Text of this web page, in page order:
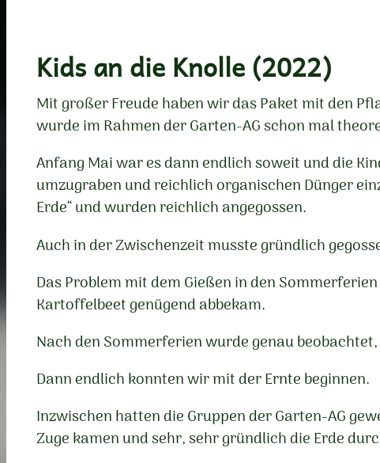
Kids an die Knolle (2022)
Mit großer Freude haben wir das Paket mit den
wurde im Rahmen der Garten-AG schon mal
Anfang Mai war es dann endlich soweit und die
umzugraben und reichlich organischen Dünger
Erde“ und wurden reichlich angegossen.
Auch in der Zwischenzeit musste gründlich
Das Problem mit dem Gießen in den
Kartoffelbeet genügend abbekam.
Nach den Sommerferien wurde genau
Dann endlich konnten wir mit der Ernte beginnen.
Inzwischen hatten die Gruppen der Garten-AG
Zuge kamen und sehr, sehr gründlich die Erde